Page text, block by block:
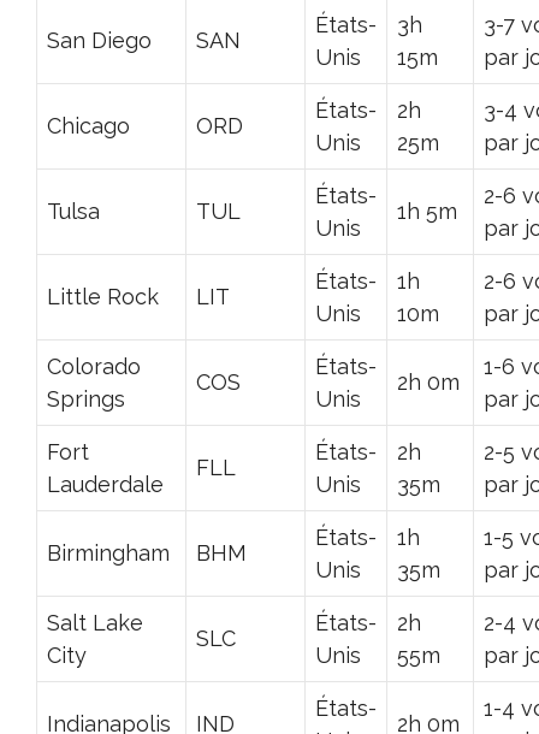
San Diego SAN
États-
Unis
3h
15m
3-7
par
Chicago ORD
États-
Unis
2h
25m
3-4
par
Tulsa TUL
États-
Unis
1h 5m
2-6
par
Little Rock LIT
États-
Unis
1h
10m
2-6
par
Colorado
Springs
COS
États-
Unis
2h 0m
1-6
par
Fort
Lauderdale
FLL
États-
Unis
2h
35m
2-5
par
Birmingham BHM
États-
Unis
1h
35m
1-5
par
Salt Lake
City
SLC
États-
Unis
2h
55m
2-4
par
Indianapolis IND
États-
2h 0m
1-4